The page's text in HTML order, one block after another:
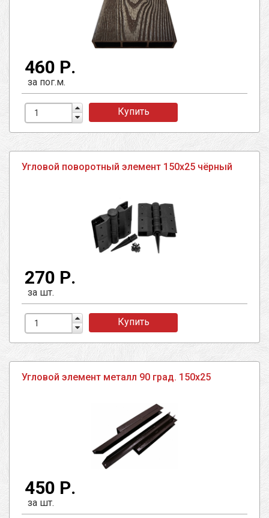
460 Р.
за пог.м.
Купить
Угловой поворотный элемент 150х25 чёрный
270 Р.
за шт.
Купить
Угловой элемент металл 90 град. 150х25
450 Р.
за шт.